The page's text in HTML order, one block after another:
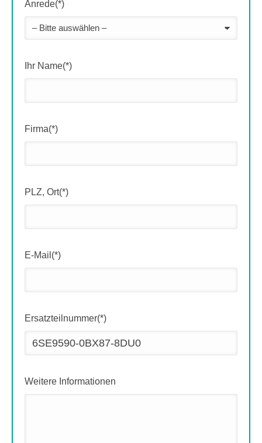
Anrede(*)
Ihr Name(*)
Firma(*)
PLZ, Ort(*)
E-Mail(*)
Ersatzteilnummer(*)
Weitere Informationen